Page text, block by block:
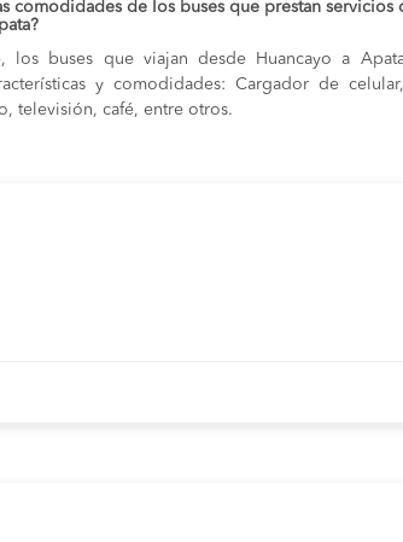
comodidades de los buses que prestan servicios
los buses que viajan desde Huancayo a
y comodidades: Cargador de
televisión, café, entre otros.